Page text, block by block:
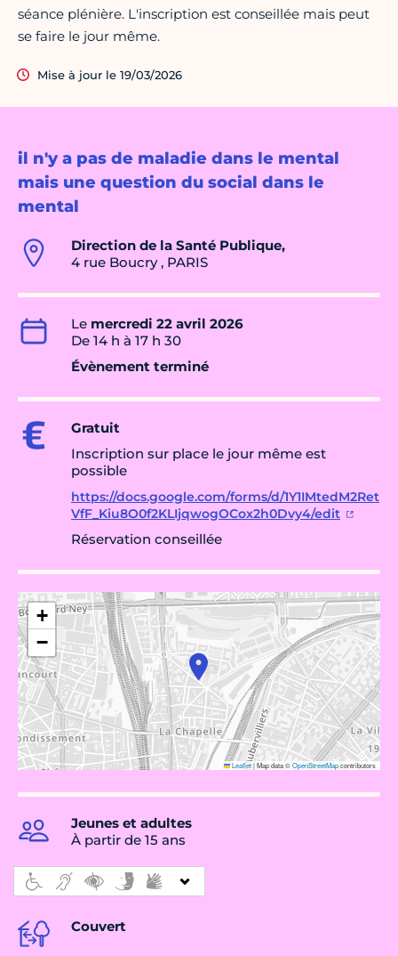
il n'y a pas de maladie dans le mental
mais une question du social dans le
mental
Direction de la Santé Publique,
4 rue Boucry , PARIS
Le mercredi 22 avril 2026
De 14 h à 17 h 30
Évènement terminé
Gratuit
Inscription sur place le jour même est
possible
https://docs.google.com/forms/d/1Y1IMtedM2Ret
VfF_Kiu8O0f2KLIjqwogOCox2h0Dvy4/edit
Réservation conseillée
+
−
Leaflet|Map data ©OpenStreetMapcontributors
Jeunes et adultes
À partir de 15 ans
Couvert
séance plénière. L'inscription est conseillée mais peut
se faire le jour même.
Mise à jour le 19/03/2026